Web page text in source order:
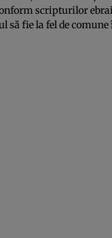
scripturilor
să fie la fel de